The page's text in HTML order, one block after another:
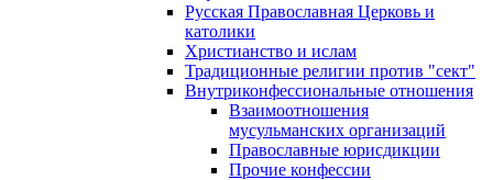
Русская Православная Церковь и
католики
Христианство и ислам
Традиционные религии против "сект"
Внутриконфессиональные отношения
Взаимоотношения
мусульманских организаций
Православные юрисдикции
Прочие конфессии